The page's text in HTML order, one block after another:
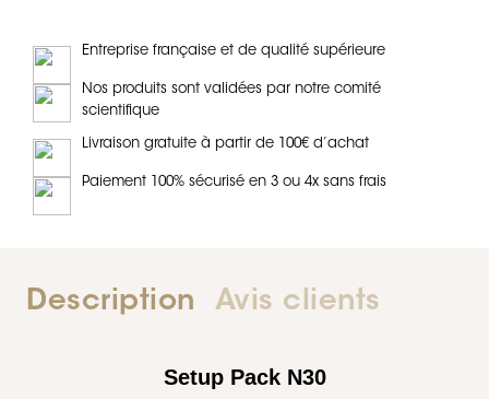
Entreprise française et de qualité supérieure
Nos produits sont validées par notre comité
scientifique
Livraison gratuite à partir de 100€ d’achat
Paiement 100% sécurisé en 3 ou 4x sans frais
Description Avis clients
Setup Pack N30